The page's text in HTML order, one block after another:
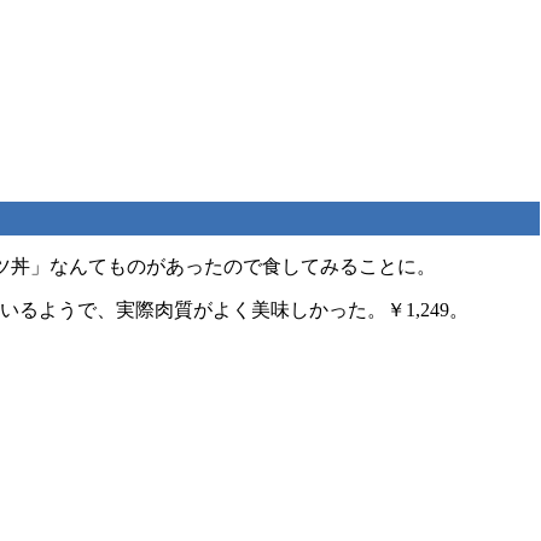
丼」なんてものがあったので食してみることに。
ようで、実際肉質がよく美味しかった。￥1,249。